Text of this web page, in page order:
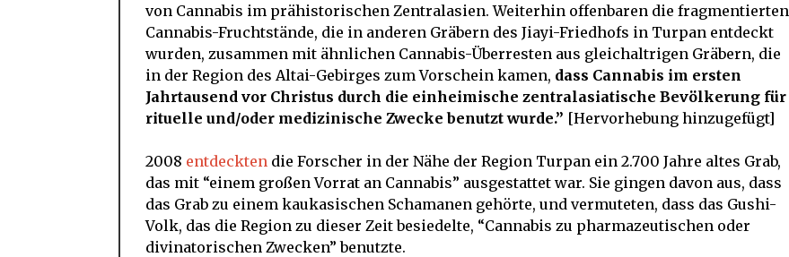
von Cannabis im prähistorischen Zentralasien. Weiterhin offenbaren die fragmentierten
Cannabis-Fruchtstände, die in anderen Gräbern des Jiayi-Friedhofs in Turpan entdeckt
wurden, zusammen mit ähnlichen Cannabis-Überresten aus gleichaltrigen Gräbern, die
in der Region des Altai-Gebirges zum Vorschein kamen, dass Cannabis im ersten
Jahrtausend vor Christus durch die einheimische zentralasiatische Bevölkerung für
rituelle und/oder medizinische Zwecke benutzt wurde.” [Hervorhebung hinzugefügt]
2008 entdeckten die Forscher in der Nähe der Region Turpan ein 2.700 Jahre altes Grab,
das mit “einem großen Vorrat an Cannabis” ausgestattet war. Sie gingen davon aus, dass
das Grab zu einem kaukasischen Schamanen gehörte, und vermuteten, dass das Gushi-
Volk, das die Region zu dieser Zeit besiedelte, “Cannabis zu pharmazeutischen oder
divinatorischen Zwecken” benutzte.